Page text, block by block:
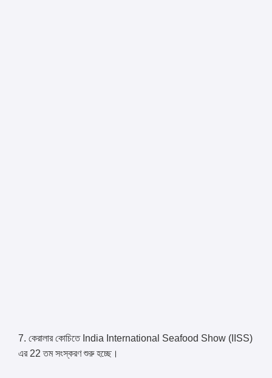
7. কেরালার কোচিতে India International Seafood Show (IISS)
এর 22 তম সংস্করণ শুরু হচ্ছে।